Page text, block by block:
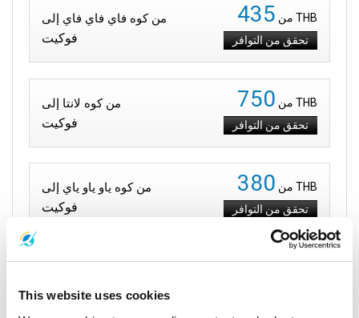
This website uses cookies
من كوه فاي فاي فاي إلى
فوكيت
من 435
THB
تحقق من التوافر
من كوه لانتا إلى
فوكيت
من 750
THB
تحقق من التوافر
من كوه ياو ياو ياي إلى
فوكيت
من 380
THB
تحقق من التوافر
المسارات من فوكيت